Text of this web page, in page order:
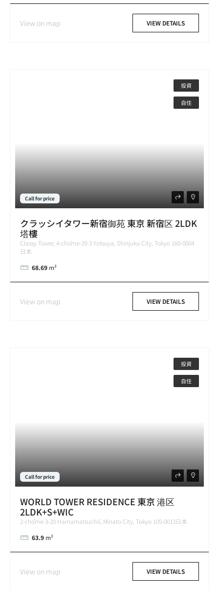
View on map VIEW DETAILS
投資
自住
Call for price
クラッシイタワー新宿御苑 東京 新宿区 2LDK
塔樓
Classy Tower, 4-chōme-29-3 Yotsuya, Shinjuku City, Tokyo 160-0004
日本
68.69 m²
View on map VIEW DETAILS
投資
自住
Call for price
WORLD TOWER RESIDENCE 東京 港区
2LDK+S+WIC
2-chōme-3-20 Hamamatsuchō, Minato City, Tokyo 105-0013日本
63.9 m²
View on map VIEW DETAILS